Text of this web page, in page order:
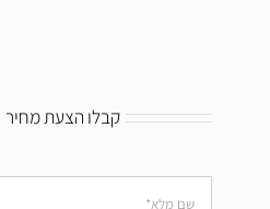
קבלו הצעת מחיר